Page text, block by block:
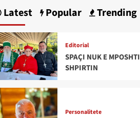
Latest Popular Trending
Editorial
SPAÇI NUK E MPOSHTI
SHPIRTIN
Personalitete